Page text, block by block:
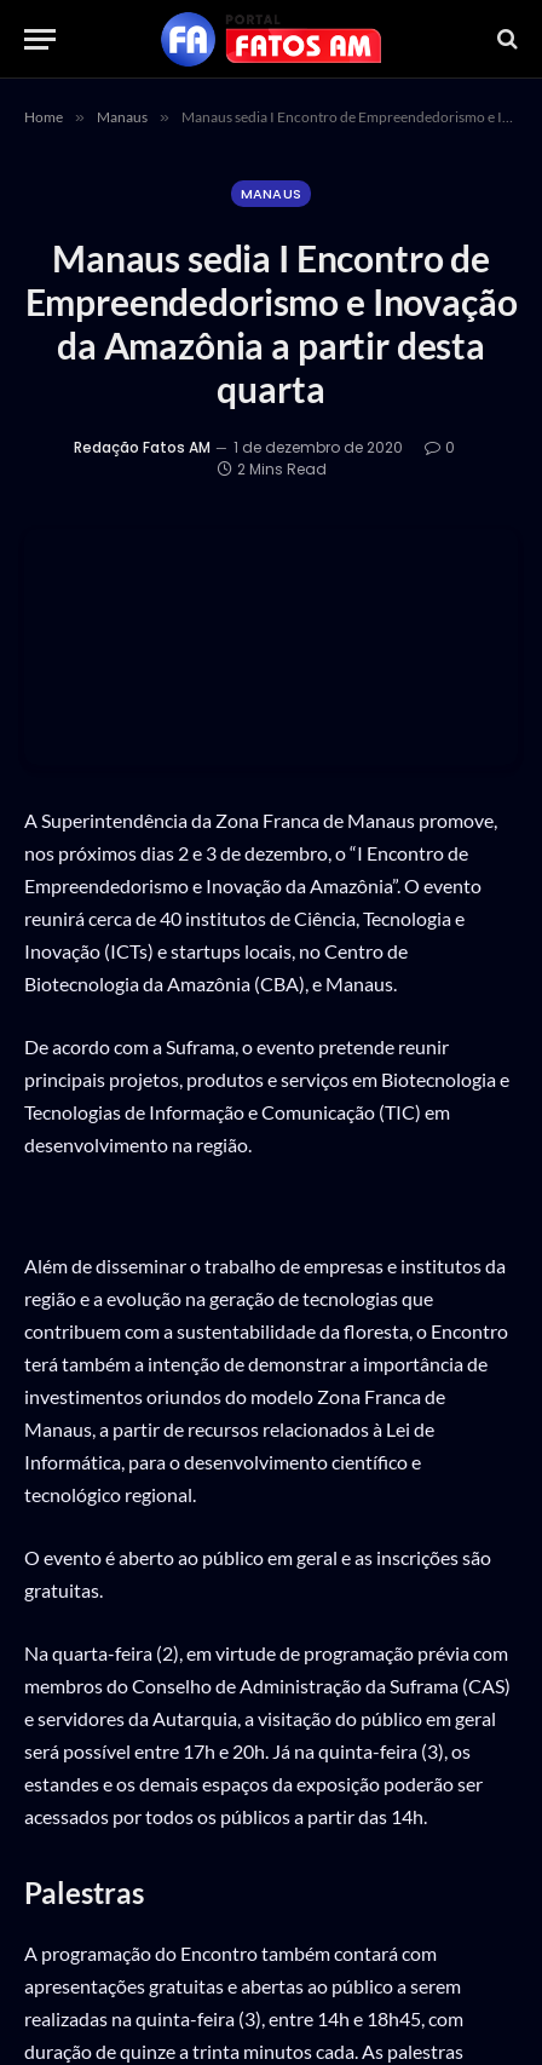
Home » Manaus » Manaus sedia I Encontro de Empreendedorismo e Inovação da Amazônia a partir desta quarta
MANAUS
Manaus sedia I Encontro de
Empreendedorismo e Inovação
da Amazônia a partir desta
quarta
Redação Fatos AM 1 de dezembro de 2020
0
2 Mins Read
A Superintendência da Zona Franca de Manaus promove,
nos próximos dias 2 e 3 de dezembro, o “I Encontro de
Empreendedorismo e Inovação da Amazônia”. O evento
reunirá cerca de 40 institutos de Ciência, Tecnologia e
Inovação (ICTs) e startups locais, no Centro de
Biotecnologia da Amazônia (CBA), e Manaus.
De acordo com a Suframa, o evento pretende reunir
principais projetos, produtos e serviços em Biotecnologia e
Tecnologias de Informação e Comunicação (TIC) em
desenvolvimento na região.
Além de disseminar o trabalho de empresas e institutos da
região e a evolução na geração de tecnologias que
contribuem com a sustentabilidade da floresta, o Encontro
terá também a intenção de demonstrar a importância de
investimentos oriundos do modelo Zona Franca de
Manaus, a partir de recursos relacionados à Lei de
Informática, para o desenvolvimento científico e
tecnológico regional.
O evento é aberto ao público em geral e as inscrições são
gratuitas.
Na quarta-feira (2), em virtude de programação prévia com
membros do Conselho de Administração da Suframa (CAS)
e servidores da Autarquia, a visitação do público em geral
será possível entre 17h e 20h. Já na quinta-feira (3), os
estandes e os demais espaços da exposição poderão ser
acessados por todos os públicos a partir das 14h.
Palestras
A programação do Encontro também contará com
apresentações gratuitas e abertas ao público a serem
realizadas na quinta-feira (3), entre 14h e 18h45, com
duração de quinze a trinta minutos cada. As palestras